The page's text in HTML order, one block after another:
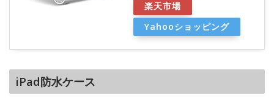
楽天市場
Yahooショッピング
iPad防水ケース